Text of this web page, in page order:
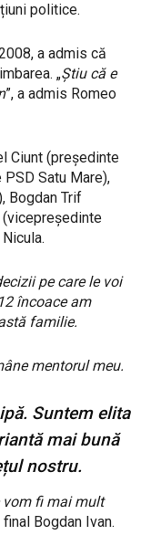
politice.
a admis că
„Știu că e
”, a admis Romeo
Ciunt (președinte
Satu Mare),
Bogdan Trif
(vicepreședinte
pe care le voi
încoace am
familie.
mentorul meu.
Suntem elita
mai bună
nostru.
vom fi mai mult
Bogdan Ivan.